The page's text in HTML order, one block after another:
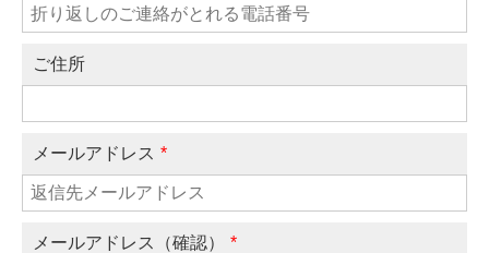
ご住所
メールアドレス *
メールアドレス（確認） *